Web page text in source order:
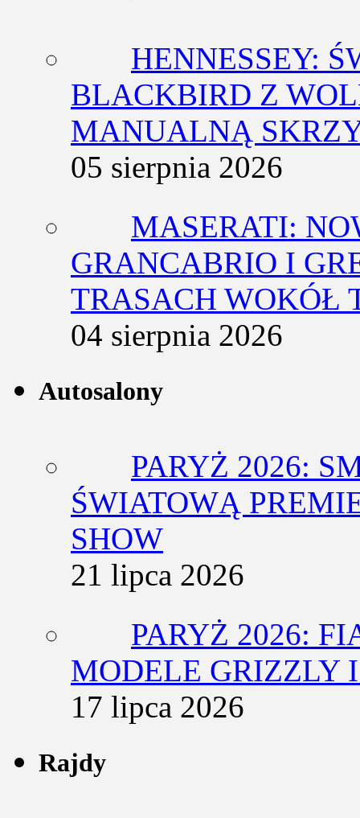
HENNESSEY:
BLACKBIRD Z
MANUALNĄ
05 sierpnia 2026
MASERATI:
GRANCABRIO I
TRASACH WOKÓŁ
04 sierpnia 2026
Autosalony
PARYŻ 2026:
ŚWIATOWĄ
SHOW
21 lipca 2026
PARYŻ 2026:
MODELE GRIZZLY
17 lipca 2026
Rajdy